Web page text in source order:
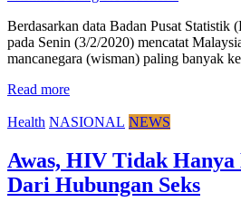
Berdasarkan data Badan Pusat Statistik
pada Senin (3/2/2020) mencatat
mancanegara (wisman) paling banyak ke
Read more
Health NASIONAL NEWS
Awas, HIV Tidak
Dari Hubungan Seks